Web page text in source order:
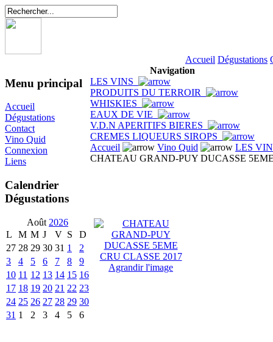
Accueil Dégustations
Menu principal
Accueil
Dégustations
Contact
Vino Quid
Connexion
Liens
Calendrier
Dégustations
Août 2026
L
M M J V S
D
27 28 29 30 31 1
2
3
4 5 6 7 8
9
10 11 12 13 14 15 16
17 18 19 20 21 22 23
24 25 26 27 28 29 30
31 1 2 3 4 5 6
Navigation
LES VINS
PRODUITS DU TERROIR
WHISKIES
EAUX DE VIE
V.D.N APERITIFS BIERES
CREMES LIQUEURS SIROPS
Accueil
Vino Quid
LES
CHATEAU GRAND-PUY DUCASSE
Agrandir l'image